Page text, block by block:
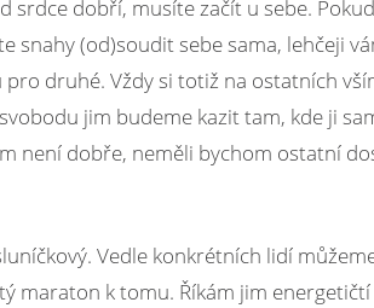
dobří, musíte začít u sebe.
snahy (od)soudit sebe sama, lehčeji
druhé. Vždy si totiž na ostatních
jim budeme kazit tam, kde ji
není dobře, neměli bychom ostatní
Vedle konkrétních lidí
maraton k tomu. Říkám jim